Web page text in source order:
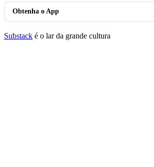
Obtenha o App
Substack é o lar da grande cultura